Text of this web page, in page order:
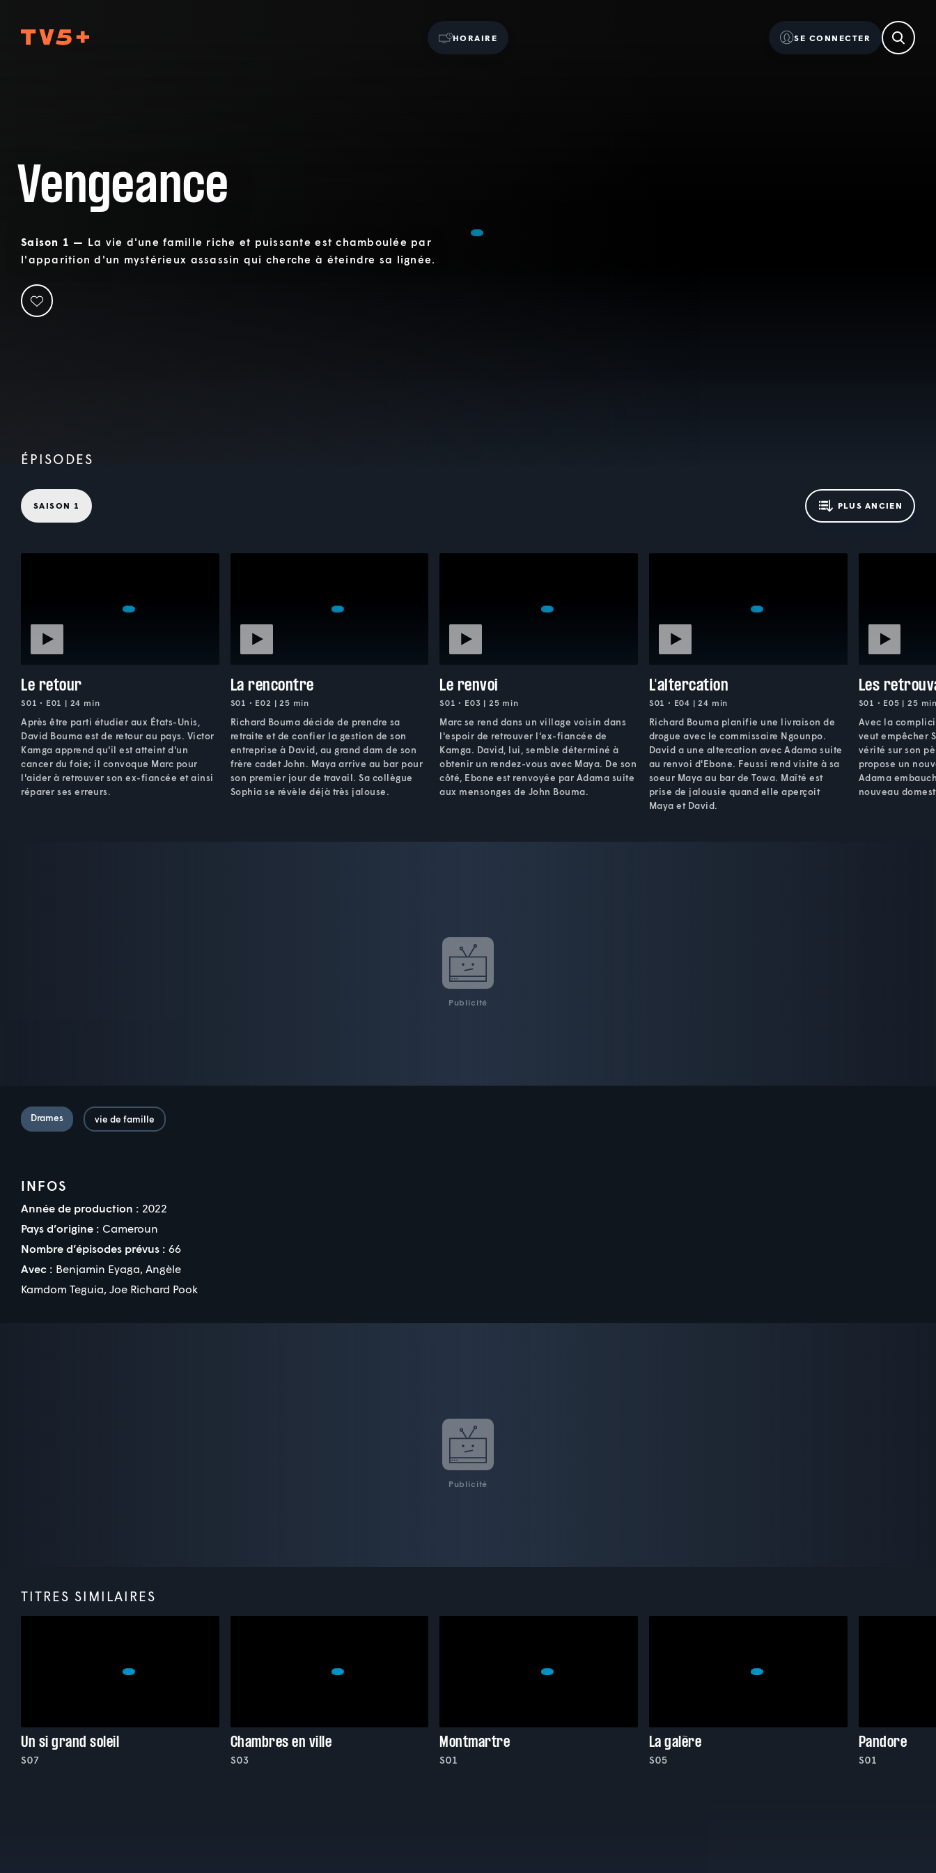
HORAIRE SE CONNECTER
Vengeance
Saison 1 — La vie d'une famille riche et puissante est chamboulée par
l'apparition d'un mystérieux assassin qui cherche à éteindre sa lignée.
ÉPISODES
SAISON 1 PLUS ANCIEN
Le retour
S01 • E01 | 24 min
Après être parti étudier aux États-Unis,
David Bouma est de retour au pays. Victor
Kamga apprend qu'il est atteint d'un
cancer du foie; il convoque Marc pour
l'aider à retrouver son ex-fiancée et ainsi
réparer ses erreurs.
La rencontre
S01 • E02 | 25 min
Richard Bouma décide de prendre sa
retraite et de confier la gestion de son
entreprise à David, au grand dam de son
frère cadet John. Maya arrive au bar pour
son premier jour de travail. Sa collègue
Sophia se révèle déjà très jalouse.
Le renvoi
S01 • E03 | 25 min
Marc se rend dans un village voisin dans
l'espoir de retrouver l'ex-fiancée de
Kamga. David, lui, semble déterminé à
obtenir un rendez-vous avec Maya. De son
côté, Ebone est renvoyée par Adama suite
aux mensonges de John Bouma.
L'altercation
S01 • E04 | 24 min
Richard Bouma planifie une livraison de
drogue avec le commissaire Ngounpo.
David a une altercation avec Adama suite
au renvoi d'Ebone. Feussi rend visite à sa
soeur Maya au bar de Towa. Maïté est
prise de jalousie quand elle aperçoit
Maya et David.
Les
S01 • E05 | 25
Avec la
veut empêcher
vérité sur son
propose un
Adama
nouveau
Publicité
Drames vie de famille
INFOS
Année de production : 2022
Pays d’origine : Cameroun
Nombre d’épisodes prévus : 66
Avec : Benjamin Eyaga Angèle
Kamdom Teguia
Joe Richard Pook
Publicité
TITRES SIMILAIRES
Un si grand soleil
S07
Chambres en ville
S03
Montmartre
S01
La galère
S05
Pandore
S01